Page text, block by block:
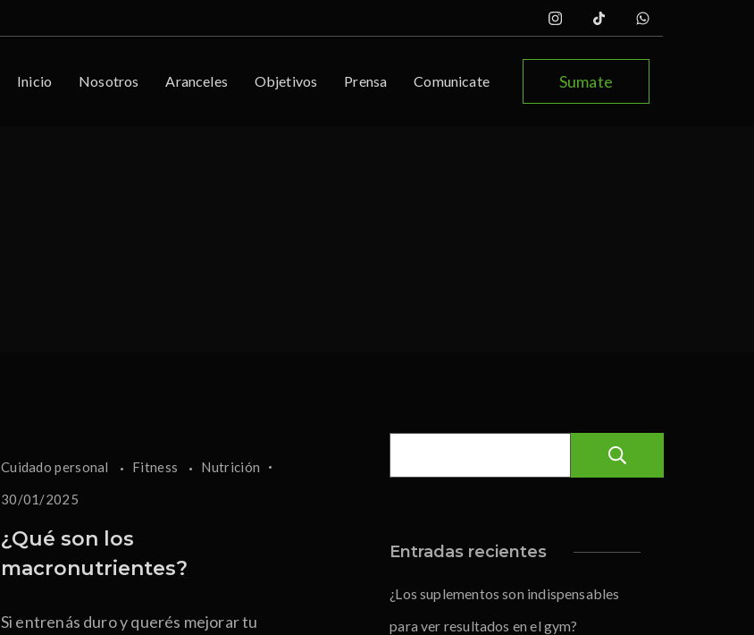
Inicio Nosotros Aranceles Objetivos Prensa Comunicate Sumate
Cuidado personal Fitness
Nutrición
30/01/2025
¿Qué son los
macronutrientes?
Si entrenás duro y querés mejorar tu
Entradas recientes
¿Los suplementos son indispensables
para ver resultados en el gym?